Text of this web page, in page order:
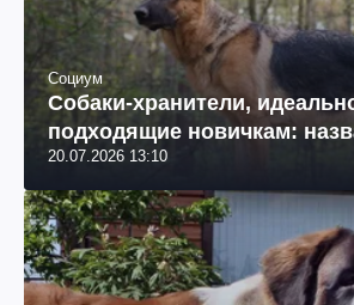
Социум
Собаки-хранители,
подходящие новичкам:
20.07.2026 13:10